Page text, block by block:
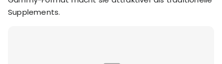
Supplements.